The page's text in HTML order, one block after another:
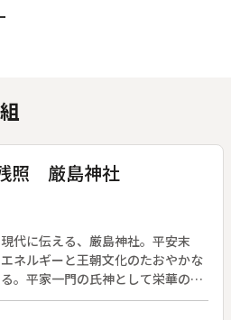
照 厳島神社
代に伝える、厳島神社。平安末
ネルギーと王朝文化のたおやかな
。平家一門の氏神として栄華の極
から神の島とあがめられたため、